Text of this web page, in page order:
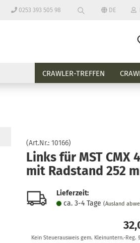
0253 393 505 98 DE
auswählen
Konto erstellen
Passwort vergessen?
CRAWLER-TREFFEN
(Art.Nr.: 10166)
Links für MST CMX
mit Radstand 252
Lieferzeit:
ca. 3-4 Tage (Ausland
Kein Steuerausweis gem. Kleinuntern.-Reg.